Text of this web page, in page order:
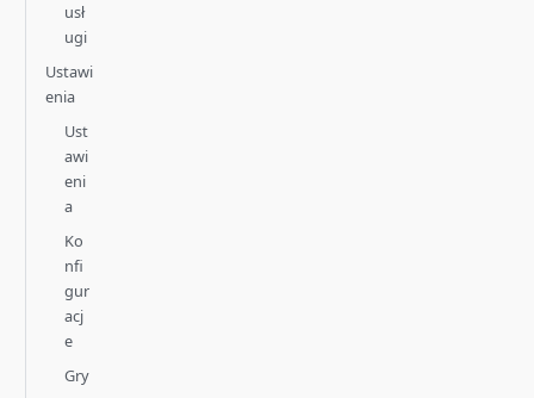
usł
ugi
Ustawi
enia
Ust
awi
eni
a
Ko
nfi
gur
acj
e
Gry